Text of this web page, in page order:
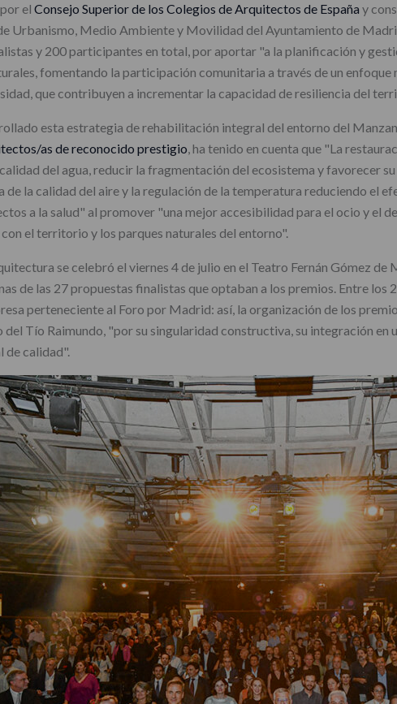
el Consejo Superior de los Colegios de Arquitectos de España y
Urbanismo, Medio Ambiente y Movilidad del Ayuntamiento de
y 200 participantes en total, por aportar "a la planificación y
fomentando la participación comunitaria a través de un
que contribuyen a incrementar la capacidad de resiliencia del
esta estrategia de rehabilitación integral del entorno del
as de reconocido prestigio, ha tenido en cuenta que "La
del agua, reducir la fragmentación del ecosistema y favorecer
de la calidad del aire y la regulación de la temperatura reduciendo el
a la salud" al promover "una mejor accesibilidad para el ocio y el
el territorio y los parques naturales del entorno".
se celebró el viernes 4 de julio en el Teatro Fernán Gómez
de las 27 propuestas finalistas que optaban a los premios. Entre
perteneciente al Foro por Madrid: así, la organización de los
Tío Raimundo, "por su singularidad constructiva, su integración
de calidad".